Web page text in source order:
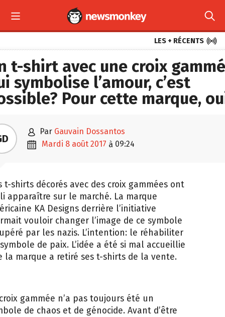
 
LES + RÉCENTS 
t-shirt avec une croix
symbolise l’amour, c’est
Pour cette marque,
 par Gauvain Dossantos
 mardi 8 août 2017 à 09:24
t-shirts décorés avec des croix gammées ont
apparaître sur le marché. La marque
KA Designs derrière l’initiative
vouloir changer l’image de ce symbole
par les nazis. L’intention: le réhabiliter
de paix. L’idée a été si mal accueillie
la marque a retiré ses t-shirts de la vente.
gammée n’a pas toujours été un
de chaos et de génocide. Avant d’être